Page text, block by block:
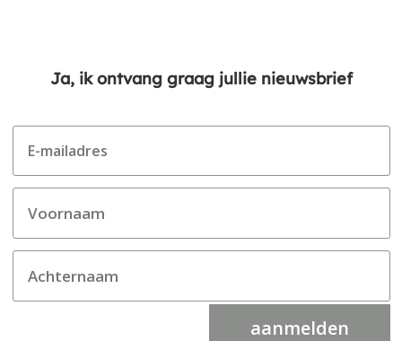
Ja, ik ontvang graag jullie nieuwsbrief
aanmelden